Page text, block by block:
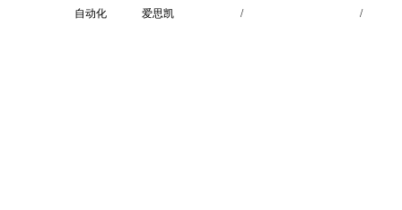
自动化
爱思凯 / /